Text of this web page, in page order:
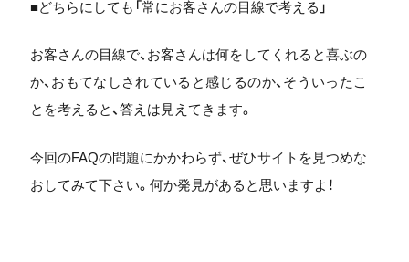
■どちらにしても「常にお客さんの目線で考える」
お客さんの目線で、お客さんは何をしてくれると喜ぶの
か、おもてなしされていると感じるのか、そういったこ
とを考えると、答えは見えてきます。
今回のFAQの問題にかかわらず、ぜひサイトを見つめな
おしてみて下さい。何か発見があると思いますよ！